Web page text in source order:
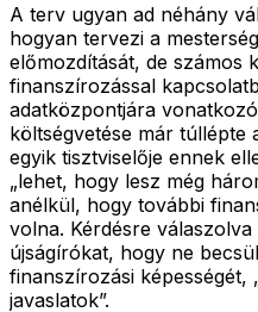
A terv ugyan ad néhány
hogyan tervezi a
előmozdítását, de számos
finanszírozással
adatközpontjára
költségvetése már túllépte
egyik tisztviselője ennek
„lehet, hogy lesz még
anélkül, hogy további
volna. Kérdésre
újságírókat, hogy ne
finanszírozási képességét,
javaslatok”.